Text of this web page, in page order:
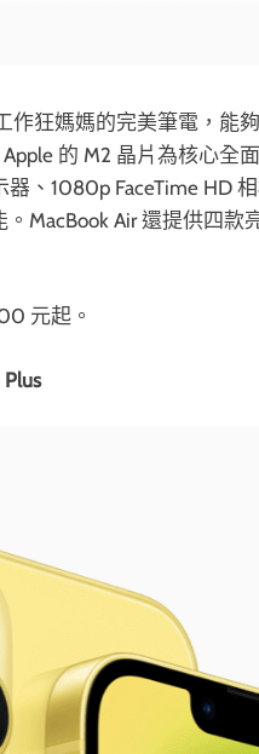
作狂媽媽的完美筆電，能
的 M2 晶片為核心全
、1080p FaceTime HD
MacBook Air 還提供四
元起。